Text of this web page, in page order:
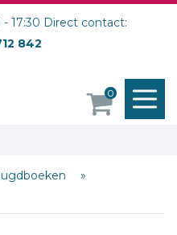
17:30 Direct contact:
842
0